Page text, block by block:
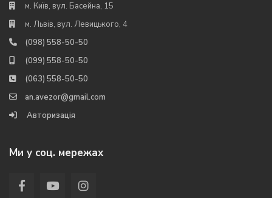
м. Київ, вул. Басейна, 15
м. Львів, вул. Левицького, 4
(098) 558-50-50
(099) 558-50-50
(063) 558-50-50
an.avezor@gmail.com
Авторизація
Ми у соц. мережах